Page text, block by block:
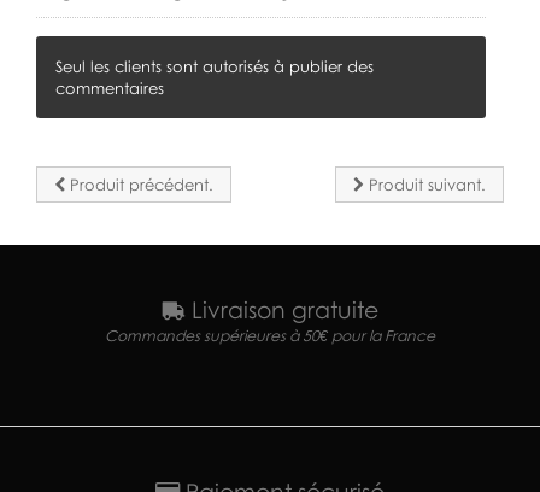
Seul les clients sont autorisés à publier des
commentaires
Produit précédent. Produit suivant.
Livraison gratuite
Commandes supérieures à 50€ pour la France